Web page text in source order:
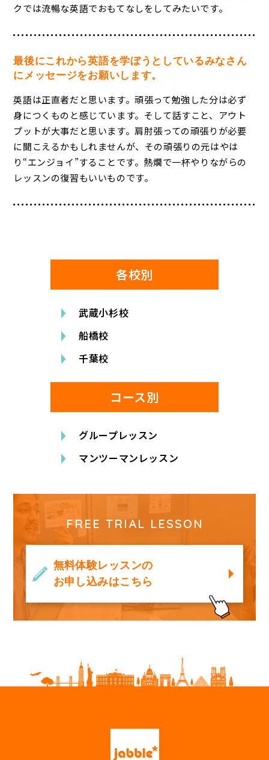
クでは流暢な英語でおもてなしをしてみたいです。
最後にこれから英語を学ぼうとしているみなさん
にメッセージをお願いします。
英語は正直者だと思います。頑張って勉強した分は必ず
身につくものと感じています。そして話すこと、アウト
プットが大事だと思います。肩肘張っての頑張りが必要
に聞こえるかもしれませんが、その頑張りの元はやは
り“エンジョイ”することです。熱燗で一杯やりながらの
レッスンの復習もいいものです。
各校別
武蔵小杉校
船橋校
千葉校
コース別
グループレッスン
マンツーマンレッスン
FREE TRIAL LESSON
無料体験レッスンの
お申し込みはこちら